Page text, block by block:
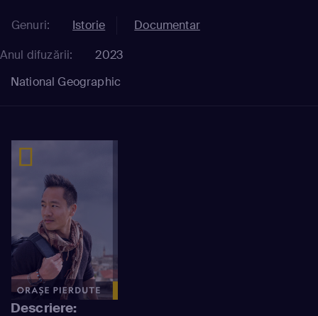
Genuri: Istorie
Documentar
Anul difuzării:
2023
National Geographic
Descriere: